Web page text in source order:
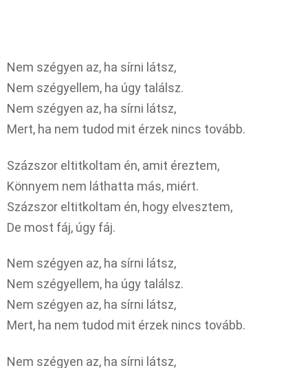
Nem szégyen az, ha sírni látsz,
Nem szégyellem, ha úgy találsz.
Nem szégyen az, ha sírni látsz,
Mert, ha nem tudod mit érzek nincs tovább.
Százszor eltitkoltam én, amit éreztem,
Könnyem nem láthatta más, miért.
Százszor eltitkoltam én, hogy elvesztem,
De most fáj, úgy fáj.
Nem szégyen az, ha sírni látsz,
Nem szégyellem, ha úgy találsz.
Nem szégyen az, ha sírni látsz,
Mert, ha nem tudod mit érzek nincs tovább.
Nem szégyen az, ha sírni látsz,